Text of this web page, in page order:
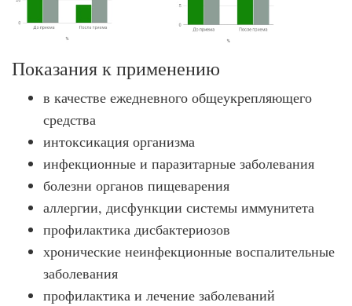
Показания к применению
в качестве ежедневного общеукрепляющего
средства
интоксикация организма
инфекционные и паразитарные заболевания
болезни органов пищеварения
аллергии, дисфункции системы иммунитета
профилактика дисбактериозов
хронические неинфекционные воспалительные
заболевания
профилактика и лечение заболеваний